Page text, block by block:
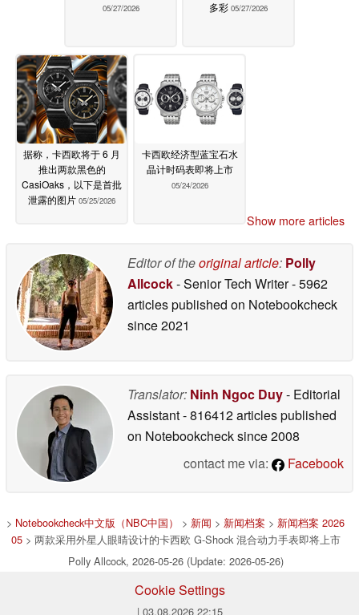
05/27/2026
多彩 05/27/2026
据称，卡西欧将于 6 月
推出两款黑色的
CasiOaks，以下是首批
泄露的图片 05/25/2026
卡西欧经济型蓝宝石水
晶计时码表即将上市
05/24/2026
Show more articles
Editor of theoriginal article: Polly
Allcock- Senior Tech Writer- 5962
articles published on Notebookcheck
since 2021
Translator: Ninh Ngoc Duy- Editorial
Assistant- 816412 articles published
on Notebookchecksince 2008
contact me via:
Facebook
> Notebookcheck中文版（NBC中国） > 新闻 > 新闻档案 > 新闻档案 2026
05> 两款采用外星人眼睛设计的卡西欧 G-Shock 混合动力手表即将上市
Polly Allcock, 2026-05-26 (Update: 2026-05-26)
Cookie Settings
| 03.08.2026 22:15